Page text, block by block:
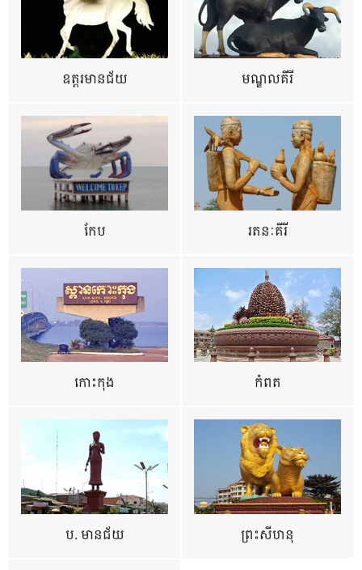
ឧត្ដរមានជ័យ មណ្ឌលគីរី
កែប រតនៈគីរី
កោះកុង កំពត
ប. មានជ័យ ព្រះសីហនុ